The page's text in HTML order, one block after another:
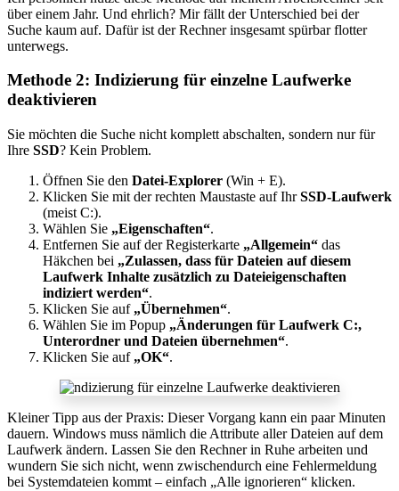
über einem Jahr. Und ehrlich? Mir fällt der Unterschied bei der
Suche kaum auf. Dafür ist der Rechner insgesamt spürbar flotter
unterwegs.
Methode 2: Indizierung für einzelne Laufwerke
deaktivieren
Sie möchten die Suche nicht komplett abschalten, sondern nur für
Ihre SSD? Kein Problem.
Öffnen Sie den Datei-Explorer (Win + E).
Klicken Sie mit der rechten Maustaste auf IhrSSD-Laufwerk
(meist C:).
Wählen Sie „Eigenschaften“.
Entfernen Sie auf der Registerkarte „Allgemein“ das
Häkchen bei „Zulassen, dass für Dateien auf diesem
Laufwerk Inhalte zusätzlich zu Dateieigenschaften
indiziert werden“.
Klicken Sie auf „Übernehmen“.
Wählen Sie im Popup „Änderungen für Laufwerk C:,
Unterordner und Dateien übernehmen“.
Klicken Sie auf „OK“.
Kleiner Tipp aus der Praxis: Dieser Vorgang kann ein paar Minuten
dauern. Windows muss nämlich die Attribute aller Dateien auf dem
Laufwerk ändern. Lassen Sie den Rechner in Ruhe arbeiten und
wundern Sie sich nicht, wenn zwischendurch eine Fehlermeldung
bei Systemdateien kommt – einfach „Alle ignorieren“ klicken.